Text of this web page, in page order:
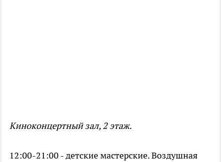
Киноконцертный зал, 2 этаж.
12:00-21:00 - детские мастерские. Воздушная